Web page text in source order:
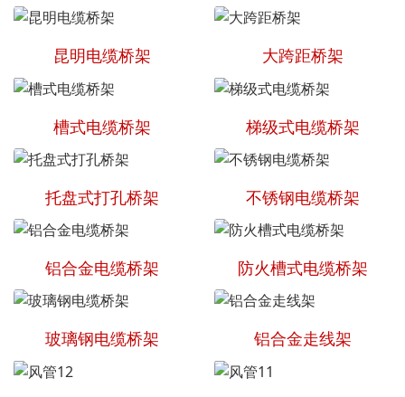
昆明电缆桥架 大跨距桥架
槽式电缆桥架 梯级式电缆桥架
托盘式打孔桥架 不锈钢电缆桥架
铝合金电缆桥架 防火槽式电缆桥架
玻璃钢电缆桥架 铝合金走线架